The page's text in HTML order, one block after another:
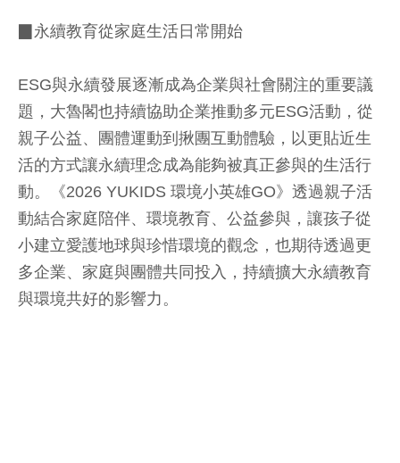
▉永續教育從家庭生活日常開始
ESG與永續發展逐漸成為企業與社會關注的重要議
題，大魯閣也持續協助企業推動多元ESG活動，從
親子公益、團體運動到揪團互動體驗，以更貼近生
活的方式讓永續理念成為能夠被真正參與的生活行
動。《2026 YUKIDS 環境小英雄GO》透過親子活
動結合家庭陪伴、環境教育、公益參與，讓孩子從
小建立愛護地球與珍惜環境的觀念，也期待透過更
多企業、家庭與團體共同投入，持續擴大永續教育
與環境共好的影響力。